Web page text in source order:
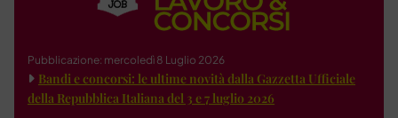
Pubblicazione: mercoledì 8 Luglio 2026
Bandi e concorsi: le ultime novità dalla Gazzetta Ufficiale
della Repubblica Italiana del 3 e 7 luglio 2026